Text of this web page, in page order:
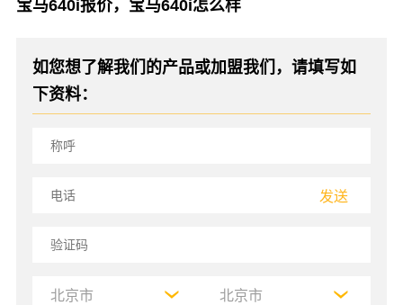
宝马640i报价，宝马640i怎么样
如您想了解我们的产品或加盟我们，请填写如
下资料：
发送